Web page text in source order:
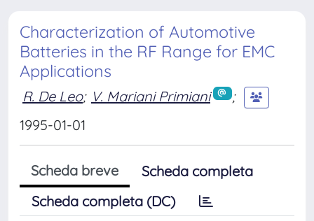
Characterization of Automotive
Batteries in the RF Range for EMC
Applications
R. De Leo; V. Mariani Primiani
;
1995-01-01
Scheda breve
Scheda completa
Scheda completa (DC)